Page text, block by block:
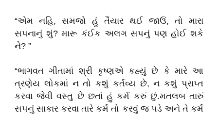
“એમ નહિ, સમજો હું તૈયાર થઈ જાઉં, તો મારા
સપનાનું શું? મારૂ કંઈક અલગ સપનું પણ હોઈ શકે
ને? ”
“ભાગવત ગીતામાં શ્રી કૃષ્ણએ કહ્યું છે કે મારે આ
ત્રણેય લોકમાં ન તો કશું કર્તવ્ય છે, ન કશું પ્રાપ્ત
કરવા જેવી વસ્તુ છે છતાં હું કર્મ કરું છું.મતલબ તારું
સપનું સાકાર કરવા તારે કર્મ તો કરવું જ પડે અને તે કર્મ